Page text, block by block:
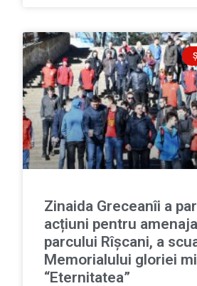
Zinaida Greceanîi a
acțiuni pentru
parcului Rîșcani, a
Memorialului gloriei
“Eternitatea”